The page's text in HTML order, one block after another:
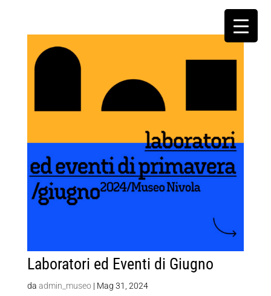
Laboratori ed Eventi di Giugno
da admin_museo| Mag 31, 2024